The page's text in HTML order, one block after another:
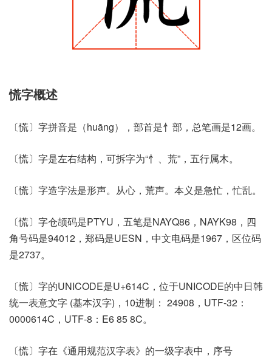
慌字概述
〔慌〕字拼音是（huāng），部首是忄部，总笔画是12画。
〔慌〕字是左右结构，可拆字为“忄、荒”，五行属木。
〔慌〕字造字法是形声。从心，荒声。本义是急忙，忙乱。
〔慌〕字仓颉码是PTYU，五笔是NAYQ86，NAYK98，四
角号码是94012，郑码是UESN，中文电码是1967，区位码
是2737。
〔慌〕字的UNICODE是U+614C，位于UNICODE的中日韩
统一表意文字 (基本汉字)，10进制： 24908，UTF-32：
0000614C，UTF-8：E6 85 8C。
〔慌〕字在《通用规范汉字表》的一级字表中，序号